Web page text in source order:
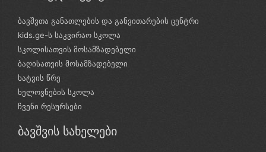
ბავშვთა განათლების და განვითარების ცენტრი
kids.ge-ს საკვირაო სკოლა
სკოლისათვის მოსამზადებელი
ბაღისათვის მოსამზადებელი
ხატვის წრე
ხელოვნების სკოლა
ჩვენი რესურსები
ბავშვის სახელები